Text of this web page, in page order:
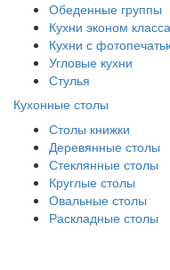
Обеденные группы
Кухни эконом класса
Кухни с
Угловые кухни
Стулья
Кухонные столы
Столы книжки
Деревянные столы
Стеклянные столы
Круглые столы
Овальные столы
Раскладные столы